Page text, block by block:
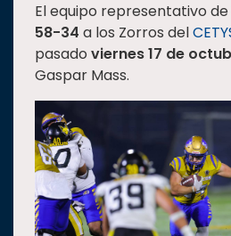
SUSTENTABILIDAD
TEMAS
Oferta
educativa
Estudiantes
El equipo representativo
58-34 a los Zorros del
pasado viernes 17 de
Gaspar Mass.